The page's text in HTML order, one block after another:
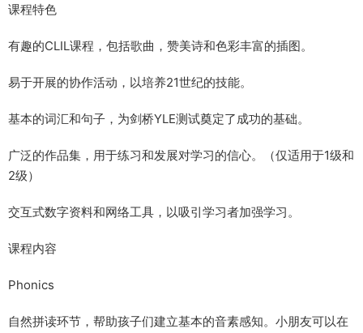
课程特色
有趣的CLIL课程，包括歌曲，赞美诗和色彩丰富的插图。
易于开展的协作活动，以培养21世纪的技能。
基本的词汇和句子，为剑桥YLE测试奠定了成功的基础。
广泛的作品集，用于练习和发展对学习的信心。（仅适用于1级和
2级）
交互式数字资料和网络工具，以吸引学习者加强学习。
课程内容
Phonics
自然拼读环节，帮助孩子们建立基本的音素感知。小朋友可以在